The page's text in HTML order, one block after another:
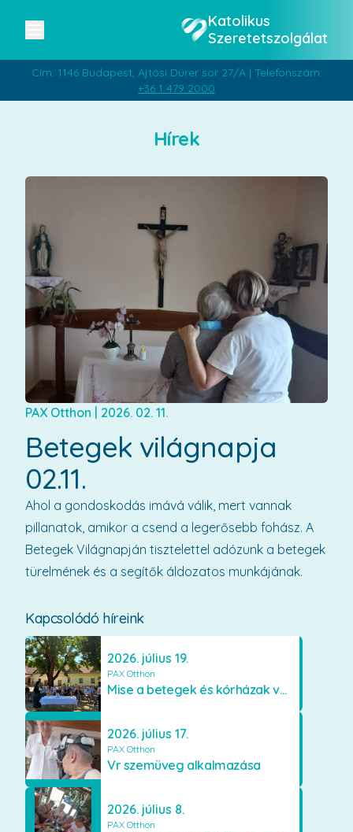
Katolikus
Szeretetszolgálat
Cím: 1146 Budapest, Ajtósi Dürer sor 27/A | Telefonszám:
+36 1 479 2000
Hírek
Kapcsolódó híreink
2026. július 19.
PAX Otthon
Mise a betegek és kórházak védőszentjének emlékére
2026. július 17.
PAX Otthon
Vr szemüveg alkalmazása
2026. július 8.
PAX Otthon
PAX Otthon 2026. 02. 11.
Betegek világnapja
02.11.
Ahol a gondoskodás imává válik, mert vannak
pillanatok, amikor a csend a legerősebb fohász. A
Betegek Világnapján tisztelettel adózunk a betegek
türelmének és a segítők áldozatos munkájának.